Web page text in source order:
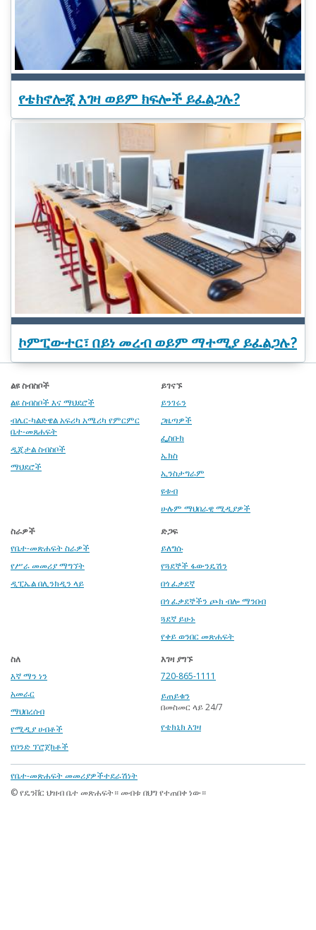
የቴክኖሎጂ እገዛ ወይም ክፍሎች ይፈልጋሉ?
ኮምፒውተር፣ በይነ መረብ ወይም ማተሚያ ይፈልጋሉ?
ልዩ ስብስቦች
ልዩ ስብስቦች እና ማህደሮች
ብሌር-ካልድዌል አፍሪካ አሜሪካ የምርምር
ቤተ-መጸሐፍት
ዲጂታል ስብስቦች
ማህደሮች
ይገናኙ
ይንገሩን
ጋዜጣዎች
ፌስቡክ
ኤክስ
ኢንስታግራም
ዩቱብ
ሁሉም ማህበራዊ ሚዲያዎች
ስራዎች
የቤተ-መጽሐፍት ስራዎች
የሥራ መመሪያ ማግኘት
ዲፒኤል በሊንክዲን ላይ
ድጋፍ
ይለግሱ
የጓደኞች ፋውንዴሽን
በጎ ፈቃደኛ
በጎ ፈቃደኞችን ጮክ ብሎ ማንበብ
ጓደኛ ይሁኑ
የቀይ ወንበር መጽሐፍት
ስለ
እኛ ማን ነን
አመራር
ማህበረሰብ
የሚዲያ ሀብቶች
የቦንድ ፕሮጀክቶች
እገዛ ያግኙ
720-865-1111
ይጠይቁን
በመስመር ላይ 24/7
የቴክኒክ እገዛ
menu
የቤተ-መጽሐፍት መመሪያዎችተደራሽነት
© የዴንቨር ህዝብ ቤተ መጽሐፍት። መብቱ በህግ የተጠበቀ ነው።